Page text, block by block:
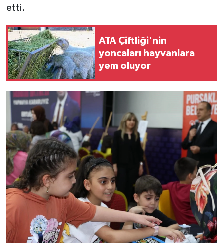
etti.
ATA Çiftliği'nin
yoncaları hayvanlara
yem oluyor